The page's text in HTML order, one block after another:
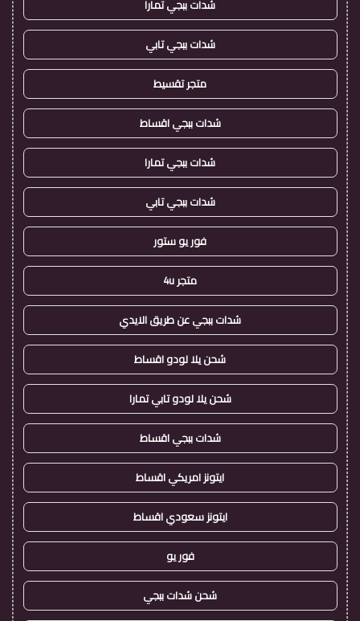
شدات ببجي تمارا
شدات ببجي تابي
متجر تقسيط
شدات ببجي اقساط
شدات ببجي تمارا
شدات ببجي تابي
فور يو ستور
متجر 4u
شدات ببجي عن طريق الايدي
شحن يلا لودو اقساط
شحن يلا لودو تابي تمارا
شدات ببجي اقساط
ايتونز امريكي اقساط
ايتونز سعودي اقساط
فور يو
شحن شدات ببجي